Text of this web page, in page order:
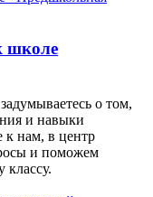
школе
о том,
и навыки
к нам, в центр
и поможем
классу.